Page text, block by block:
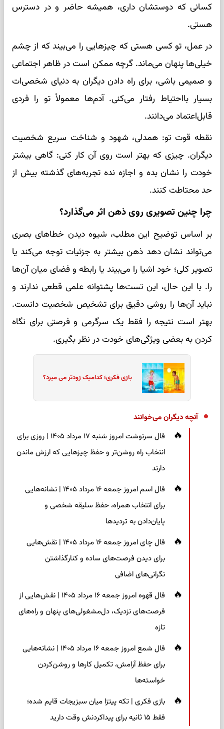
کسانی که دوستشان داری، همیشه حاضر و در دسترس
هستی.
در عمل، تو کسی هستی که چیزهایی را می‌بیند که از چشم
خیلی‌ها پنهان می‌ماند. گرچه ممکن است در ظاهر اجتماعی
و صمیمی باشی، برای راه دادن دیگران به دنیای شخصی‌ات
بسیار بااحتیاط رفتار می‌کنی. آدم‌ها معمولاً تو را فردی
قابل‌اعتماد می‌دانند.
نقطه قوت تو: همدلی، شهود و شناخت سریع شخصیت
دیگران. چیزی که بهتر است روی آن کار کنی: گاهی بیشتر
خودت را نشان بده و اجازه نده تجربه‌های گذشته بیش از
حد محتاطت کنند.
چرا چنین تصویری روی ذهن اثر می‌گذارد؟
بر اساس توضیح این مطلب، شیوه دیدن خطاهای بصری
می‌تواند نشان دهد ذهن بیشتر به جزئیات توجه می‌کند یا
تصویر کلی؛ خود اشیا را می‌بیند یا رابطه و فضای میان آن‌ها
را. با این حال، این تست‌ها پشتوانه علمی قطعی ندارند و
نباید آن‌ها را روشی دقیق برای تشخیص شخصیت دانست.
بهتر است نتیجه را فقط یک سرگرمی و فرصتی برای نگاه
کردن به بعضی ویژگی‌های خودت در نظر بگیری.
بازی فکری؛ کدامیک زودتر می میرد؟
آنچه دیگران می‌خوانند
فال سرنوشت امروز شنبه ۱۷ مرداد ۱۴۰۵ | روزی برای
انتخاب راه روشن‌تر و حفظ چیزهایی که ارزش ماندن
دارند
فال اسم امروز جمعه ۱۶ مرداد ۱۴۰۵ | نشانه‌هایی
برای انتخاب همراه، حفظ سلیقه شخصی و
پایان‌دادن به تردیدها
فال چای امروز جمعه ۱۶ مرداد ۱۴۰۵ | نقش‌هایی
برای دیدن فرصت‌های ساده و کنارگذاشتن
نگرانی‌های اضافی
فال قهوه امروز جمعه ۱۶ مرداد ۱۴۰۵ | نقش‌هایی از
فرصت‌های نزدیک، دل‌مشغولی‌های پنهان و راه‌های
تازه
فال شمع امروز جمعه ۱۶ مرداد ۱۴۰۵ | نشانه‌هایی
برای حفظ آرامش، تکمیل کارها و روشن‌کردن
خواسته‌ها
بازی فکری | تکه پیتزا میان سبزیجات قایم شده؛
فقط ۱۵ ثانیه برای پیداکردنش وقت دارید